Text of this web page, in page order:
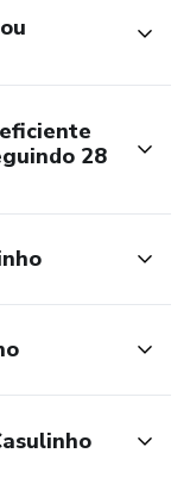
28